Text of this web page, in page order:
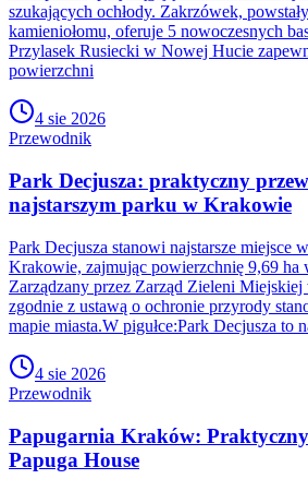
szukających ochłody. Zakrzówek,
kamieniołomu, oferuje 5 nowoczesnych
Przylasek Rusiecki w Nowej Hucie
powierzchni
4 sie 2026
Przewodnik
Park Decjusza: praktyczny
najstarszym parku w Krakowie
Park Decjusza stanowi najstarsze miejsce
Krakowie, zajmując powierzchnię 9,69
Zarządzany przez Zarząd Zieleni
zgodnie z ustawą o ochronie przyrody
mapie miasta.W pigułce:Park Decjusza to
4 sie 2026
Przewodnik
Papugarnia Kraków:
Papuga House